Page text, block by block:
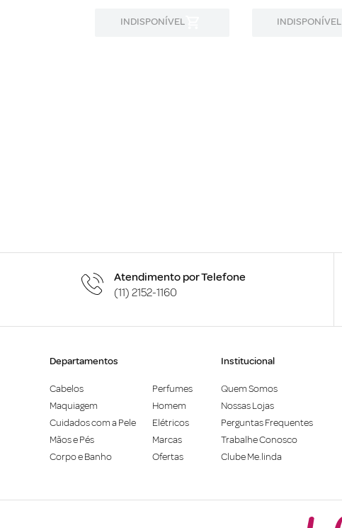
INDISPONÍVEL INDISPONÍVEL
Atendimento por Telefone
(11) 2152-1160
Departamentos
Cabelos
Maquiagem
Cuidados com a Pele
Mãos e Pés
Corpo e Banho
Perfumes
Homem
Elétricos
Marcas
Ofertas
Institucional
Quem Somos
Nossas Lojas
Perguntas Frequentes
Trabalhe Conosco
Clube Me.linda